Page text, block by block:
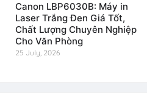
Canon LBP6030B: Máy in
Laser Trắng Đen Giá Tốt,
Chất Lượng Chuyên Nghiệp
Cho Văn Phòng
25 July, 2026